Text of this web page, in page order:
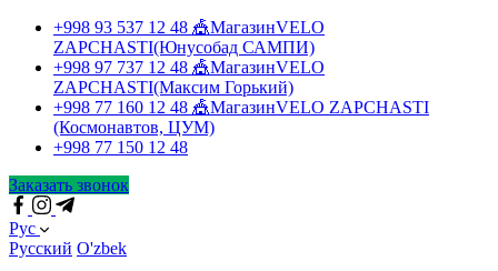
+998 93 537 12 48 🎪МагазинVELO
ZAPCHASTI(Юнусобад САМПИ)
+998 97 737 12 48 🎪МагазинVELO
ZAPCHASTI(Максим Горький)
+998 77 160 12 48 🎪МагазинVELO ZAPCHASTI
(Космонавтов, ЦУМ)
+998 77 150 12 48
Заказать звонок
Рус
Русский O'zbek